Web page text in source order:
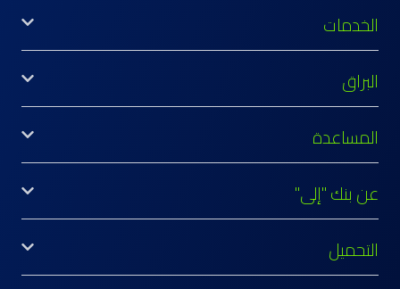
الخدمات
البراق
المساعدة
عن بنك "إلى"
التحميل